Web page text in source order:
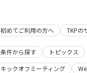
初めてご利用の方へ TKPの
条件から探す トピックス
キックオフミーティング